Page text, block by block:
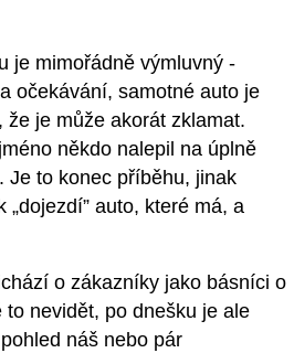
je mimořádně výmluvný -
očekávání, samotné auto je
je může akorát zklamat.
někdo nalepil na úplně
Je to konec příběhu, jinak
„dojezdí” auto, které má, a
o zákazníky jako básníci o
nevidět, po dnešku je ale
náš nebo pár